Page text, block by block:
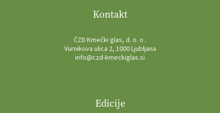
Kontakt
ČZD Kmečki glas, d. o. o .
Vurnikova ulica 2, 1000 Ljubljana
info@czd-kmeckiglas.si
Edicije